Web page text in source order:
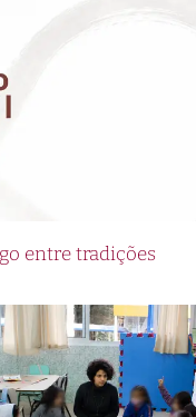
entre tradições